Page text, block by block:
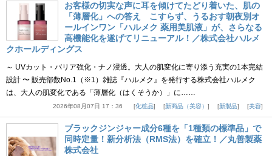
お客様の切実な声に耳を傾けてたどり着いた、肌の
「薄層化」への答え こすらず、うるおす朝夜別オ
ールインワン「ハルメク 薬用美肌液」が、さらなる
高機能化を遂げてリニューアル！／株式会社ハルメ
クホールディングス
～ UVカット・バリア強化・ナノ浸透。大人の肌変化に寄り添う充実の1本完結
設計 〜 販売部数No.1（※1）雑誌『ハルメク』を発行する株式会社ハルメク
は、大人の肌変化である「薄層化（はくそうか）」に……
2026年08月07日 17：36 化粧品 新商品（美容） 新製品 美容
ブラックジンジャー成分6種を「1種類の標準品」で
同時定量！新分析法（RMS法）を確立！／丸善製薬
株式会社